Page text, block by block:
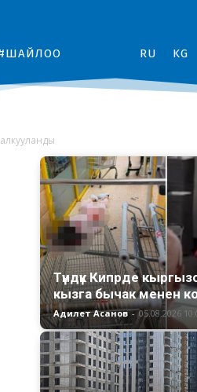
RU KG
Түндүк Кипрде
кызга бычак менен
Адилет Асанов - 05.08.2026